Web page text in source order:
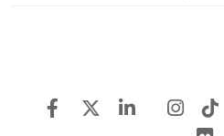
Facebook
Twitter Linkedin